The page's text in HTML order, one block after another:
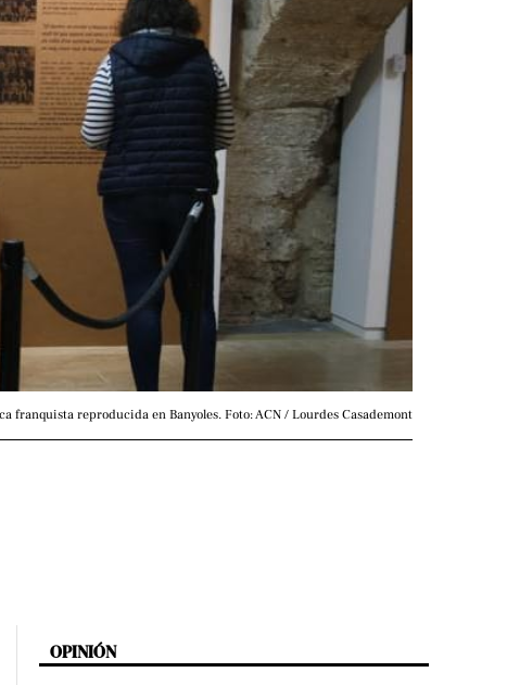
franquista reproducida en Banyoles. Foto: ACN / Lourdes Casademont
OPINIÓN